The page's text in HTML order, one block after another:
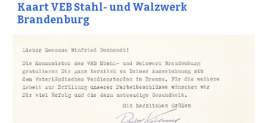
Kaart VEB Stahl- und Walzwerk
Brandenburg